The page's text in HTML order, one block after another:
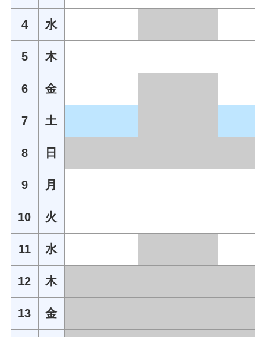
4 水
5 木
6 金
7 土
8 日
9 月
10 火
11 水
12 木
13 金